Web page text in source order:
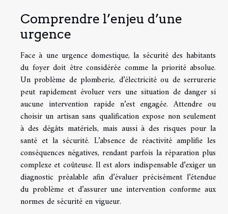
Comprendre l’enjeu d’une
urgence
Face à une urgence domestique, la sécurité des habitants
du foyer doit être considérée comme la priorité absolue.
Un problème de plomberie, d’électricité ou de serrurerie
peut rapidement évoluer vers une situation de danger si
aucune intervention rapide n’est engagée. Attendre ou
choisir un artisan sans qualification expose non seulement
à des dégâts matériels, mais aussi à des risques pour la
santé et la sécurité. L’absence de réactivité amplifie les
conséquences négatives, rendant parfois la réparation plus
complexe et coûteuse. Il est alors indispensable d’exiger un
diagnostic préalable afin d’évaluer précisément l’étendue
du problème et d’assurer une intervention conforme aux
normes de sécurité en vigueur.